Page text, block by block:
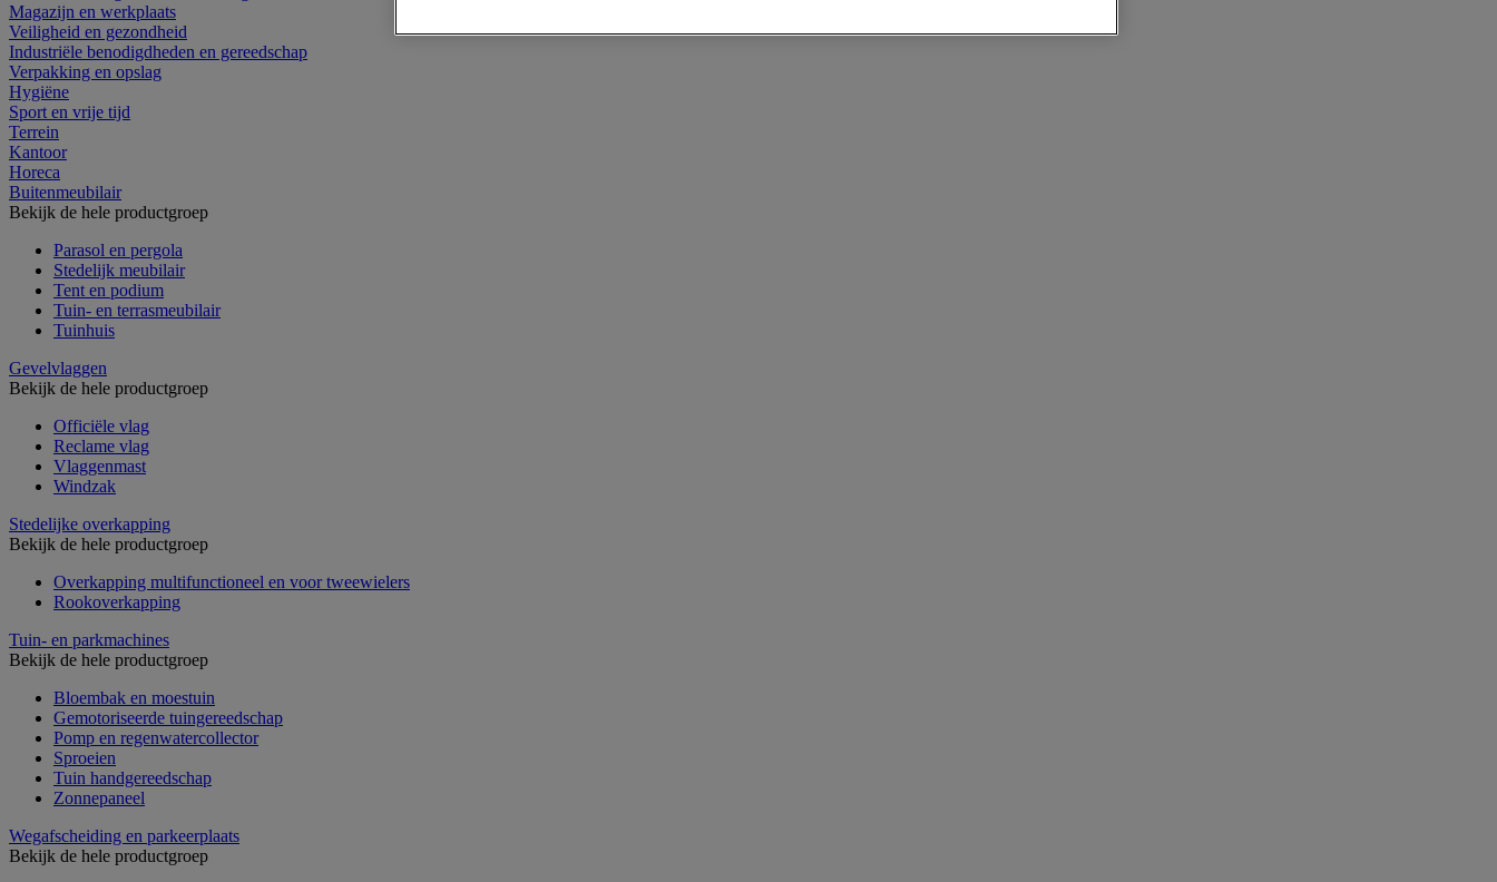
Magazijn en werkplaats
Veiligheid en gezondheid
Industriële benodigdheden en gereedschap
Verpakking en opslag
Hygiëne
Sport en vrije tijd
Terrein
Kantoor
Horeca
Buitenmeubilair
Bekijk de hele productgroep
Parasol en pergola
Stedelijk meubilair
Tent en podium
Tuin- en terrasmeubilair
Tuinhuis
Gevelvlaggen
Bekijk de hele productgroep
Officiële vlag
Reclame vlag
Vlaggenmast
Windzak
Stedelijke overkapping
Bekijk de hele productgroep
Overkapping multifunctioneel en voor tweewielers
Rookoverkapping
Tuin- en parkmachines
Bekijk de hele productgroep
Bloembak en moestuin
Gemotoriseerde tuingereedschap
Pomp en regenwatercollector
Sproeien
Tuin handgereedschap
Zonnepaneel
Wegafscheiding en parkeerplaats
Bekijk de hele productgroep